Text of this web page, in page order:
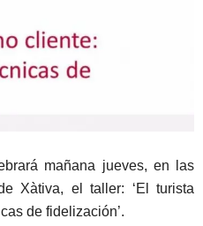
mañana jueves, en las
Xàtiva, el taller: ‘El turista
de fidelización’.